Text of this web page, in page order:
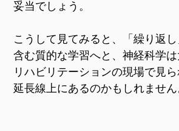
妥当でしょう。
こうして見てみると、「繰り返
含む質的な学習へと、神経科学
リハビリテーションの現場で見
延長線上にあるのかもしれません